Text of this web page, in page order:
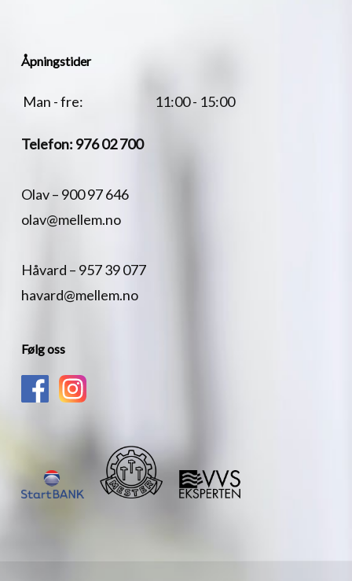
Åpningstider
Man - fre: 11:00 - 15:00
Telefon: 976 02 700
Olav – 900 97 646
olav@mellem.no
Håvard – 957 39 077
havard@mellem.no
Følg oss